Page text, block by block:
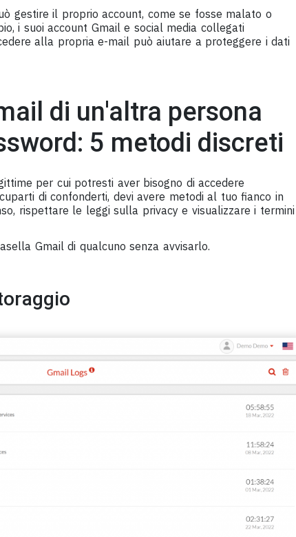
gestire il proprio account, come se fosse malato o
i suoi account Gmail e social media collegati
alla propria e-mail può aiutare a proteggere i dati
di un'altra persona
5 metodi discreti
per cui potresti aver bisogno di accedere
di confonderti, devi avere metodi al tuo fianco in
rispettare le leggi sulla privacy e visualizzare i termini
Gmail di qualcuno senza avvisarlo.